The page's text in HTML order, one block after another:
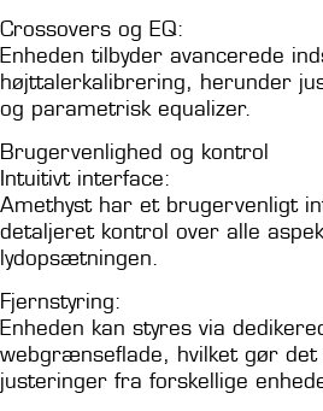
Crossovers og EQ:
Enheden tilbyder avancerede
højttalerkalibrering, herunder
og parametrisk equalizer.
Brugervenlighed og kontrol
Intuitivt interface:
Amethyst har et brugervenligt
detaljeret kontrol over alle
lydopsætningen.
Fjernstyring:
Enheden kan styres via
webgrænseflade, hvilket gør
justeringer fra forskellige